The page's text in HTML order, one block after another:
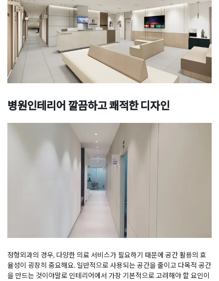
병원인테리어 깔끔하고 쾌적한 디자인
정형외과의 경우, 다양한 의료 서비스가 필요하기 때문에 공간 활용의 효
율성이 굉장히 중요해요. 일반적으로 사용되는 공간을 줄이고 다목적 공간
을 만드는 것이야말로 인테리어에서 가장 기본적으로 고려해야 할 요인이